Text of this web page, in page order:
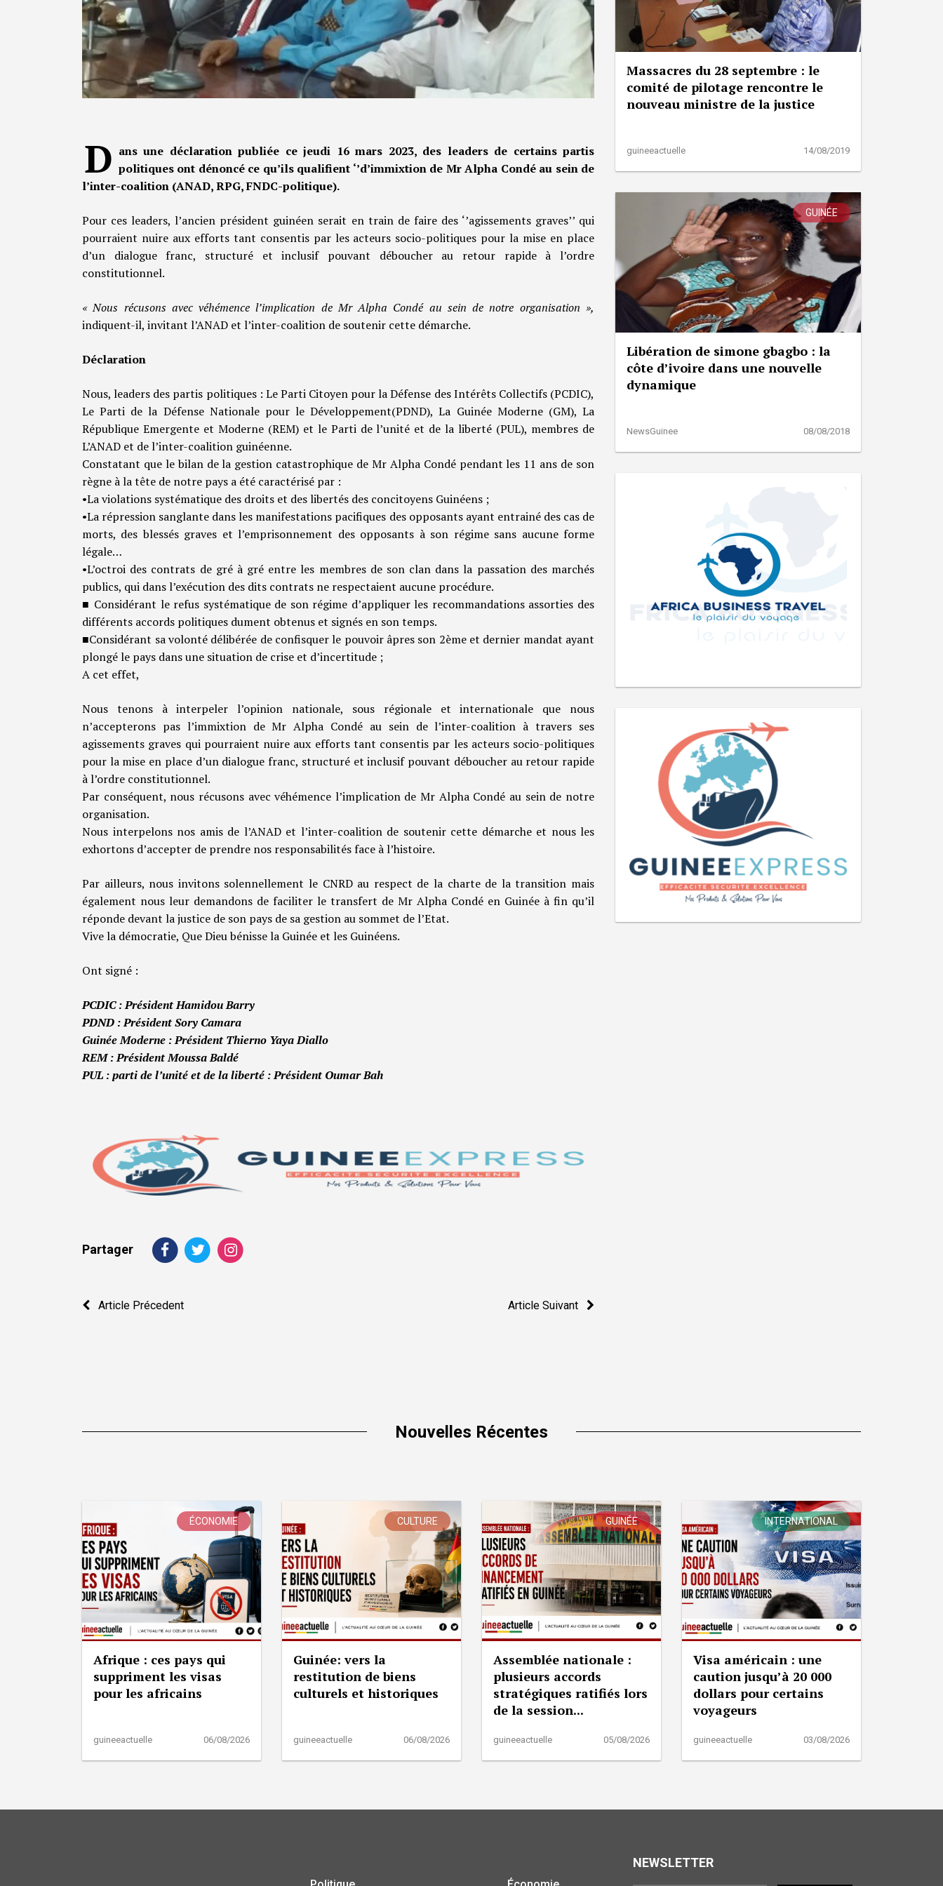
D ans une déclaration publiée ce jeudi 16 mars 2023, des leaders de certains partis
politiques ont dénoncé ce qu’ils qualifient ‘’d’immixtion de Mr Alpha Condé au sein de
l’inter-coalition (ANAD, RPG, FNDC-politique).
Pour ces leaders, l’ancien président guinéen serait en train de faire des ‘’agissements graves’’ qui
pourraient nuire aux efforts tant consentis par les acteurs socio-politiques pour la mise en place
d’un dialogue franc, structuré et inclusif pouvant déboucher au retour rapide à l’ordre
constitutionnel.
« Nous récusons avec véhémence l’implication de Mr Alpha Condé au sein de notre organisation »,
indiquent-il, invitant l’ANAD et l’inter-coalition de soutenir cette démarche.
Déclaration
Nous, leaders des partis politiques : Le Parti Citoyen pour la Défense des Intérêts Collectifs (PCDIC),
Le Parti de la Défense Nationale pour le Développement(PDND), La Guinée Moderne (GM), La
République Emergente et Moderne (REM) et le Parti de l’unité et de la liberté (PUL), membres de
L’ANAD et de l’inter-coalition guinéenne.
Constatant que le bilan de la gestion catastrophique de Mr Alpha Condé pendant les 11 ans de son
règne à la tête de notre pays a été caractérisé par :
•La violations systématique des droits et des libertés des concitoyens Guinéens ;
•La répression sanglante dans les manifestations pacifiques des opposants ayant entrainé des cas de
morts, des blessés graves et l’emprisonnement des opposants à son régime sans aucune forme
légale…
•L’octroi des contrats de gré à gré entre les membres de son clan dans la passation des marchés
publics, qui dans l’exécution des dits contrats ne respectaient aucune procédure.
■ Considérant le refus systématique de son régime d’appliquer les recommandations assorties des
différents accords politiques dument obtenus et signés en son temps.
■Considérant sa volonté délibérée de confisquer le pouvoir âpres son 2ème et dernier mandat ayant
plongé le pays dans une situation de crise et d’incertitude ;
A cet effet,
Nous tenons à interpeler l’opinion nationale, sous régionale et internationale que nous
n’accepterons pas l’immixtion de Mr Alpha Condé au sein de l’inter-coalition à travers ses
agissements graves qui pourraient nuire aux efforts tant consentis par les acteurs socio-politiques
pour la mise en place d’un dialogue franc, structuré et inclusif pouvant déboucher au retour rapide
à l’ordre constitutionnel.
Par conséquent, nous récusons avec véhémence l’implication de Mr Alpha Condé au sein de notre
organisation.
Nous interpelons nos amis de l’ANAD et l’inter-coalition de soutenir cette démarche et nous les
exhortons d’accepter de prendre nos responsabilités face à l’histoire.
Par ailleurs, nous invitons solennellement le CNRD au respect de la charte de la transition mais
également nous leur demandons de faciliter le transfert de Mr Alpha Condé en Guinée à fin qu’il
réponde devant la justice de son pays de sa gestion au sommet de l’Etat.
Vive la démocratie, Que Dieu bénisse la Guinée et les Guinéens.
Ont signé :
PCDIC : Président Hamidou Barry
PDND : Président Sory Camara
Guinée Moderne : Président Thierno Yaya Diallo
REM : Président Moussa Baldé
PUL : parti de l’unité et de la liberté : Président Oumar Bah
Partager
Navigation
Article Précedent Article Suivant
Massacres du 28 septembre : le
comité de pilotage rencontre le
nouveau ministre de la justice
guineeactuelle 14/08/2019
GUINÉE
Libération de simone gbagbo : la
côte d’ivoire dans une nouvelle
dynamique
NewsGuinee 08/08/2018
Nouvelles Récentes
ÉCONOMIE
Afrique : ces pays qui
suppriment les visas
pour les africains
guineeactuelle 06/08/2026
CULTURE
Guinée: vers la
restitution de biens
culturels et historiques
guineeactuelle 06/08/2026
GUINÉE
Assemblée nationale :
plusieurs accords
stratégiques ratifiés lors
de la session...
guineeactuelle 05/08/2026
INTERNATIONAL
Visa américain : une
caution jusqu’à 20 000
dollars pour certains
voyageurs
guineeactuelle 03/08/2026
NEWSLETTER